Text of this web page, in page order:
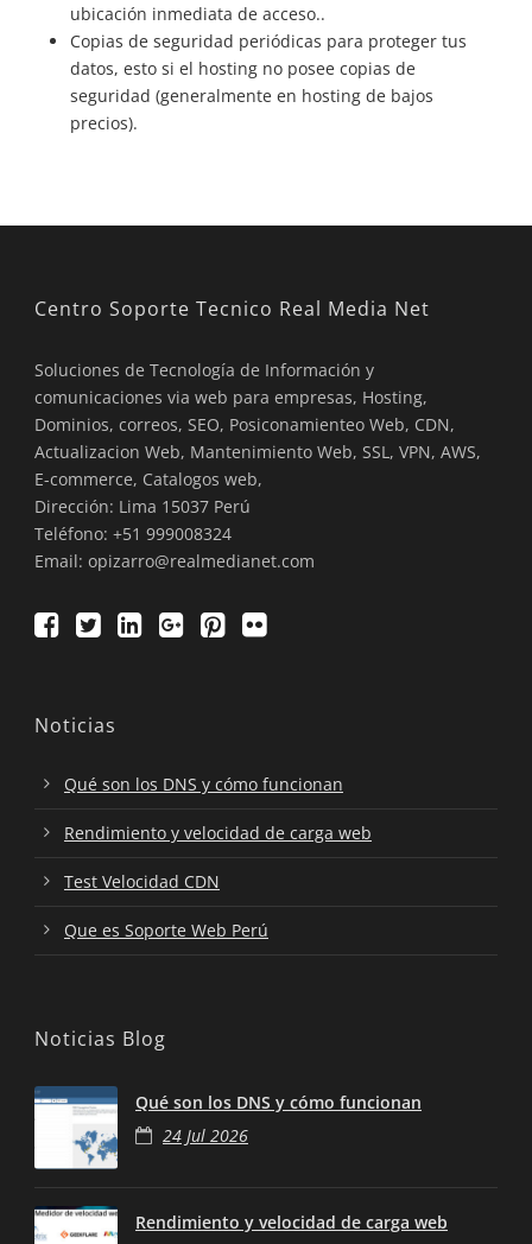
ubicación inmediata de acceso..
Copias de seguridad periódicas para proteger tus
datos, esto si el hosting no posee copias de
seguridad (generalmente en hosting de bajos
precios).
Centro Soporte Tecnico Real Media Net
Soluciones de Tecnología de Información y
comunicaciones via web para empresas, Hosting,
Dominios, correos, SEO, Posiconamienteo Web, CDN,
Actualizacion Web, Mantenimiento Web, SSL, VPN, AWS,
E-commerce, Catalogos web,
Dirección: Lima 15037 Perú
Teléfono: +51 999008324
Email: opizarro@realmedianet.com
Noticias
Qué son los DNS y cómo funcionan
Rendimiento y velocidad de carga web
Test Velocidad CDN
Que es Soporte Web Perú
Noticias Blog
Qué son los DNS y cómo funcionan
24 Jul 2026
Rendimiento y velocidad de carga web